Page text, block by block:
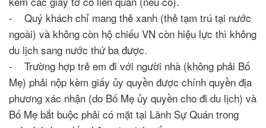
- Quý khách chỉ mang thẻ xanh (thẻ tạm trú tại nước
ngoài) và không còn hộ chiếu VN còn hiệu lực thì không
du lịch sang nước thứ ba được.
- Trường hợp trẻ em đi với người nhà (không phải Bố
Mẹ) phải nộp kèm giấy ủy quyền được chính quyền địa
phương xác nhận (do Bố Mẹ ủy quyền cho đi du lịch) và
Bố Mẹ bắt buộc phải có mặt tại Lãnh Sự Quán trong